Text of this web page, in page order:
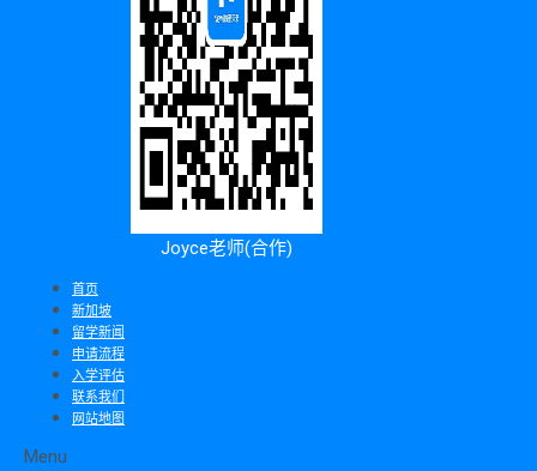
Joyce老师(合作)
首页
新加坡
留学新闻
申请流程
入学评估
联系我们
网站地图
Menu